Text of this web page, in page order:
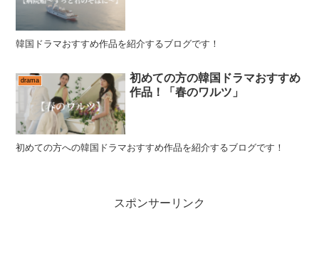
韓国ドラマおすすめ作品を紹介するブログです！
drama
初めての方の韓国ドラマおすすめ
作品！「春のワルツ」
初めての方への韓国ドラマおすすめ作品を紹介するブログです！
スポンサーリンク